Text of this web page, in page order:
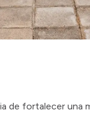
fortalecer una